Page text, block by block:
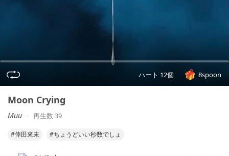
ハート 12個 8spoon
Moon Crying
𝘔𝘶𝘶 再生数 39
#倖田來未 #ちょうどいい秒数でしょ